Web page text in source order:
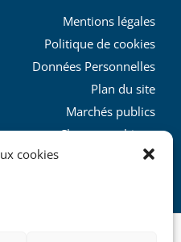
cookies
Mentions légales
Politique de cookies
Données Personnelles
Plan du site
Marchés publics
Charte graphique
L’agglo recrute